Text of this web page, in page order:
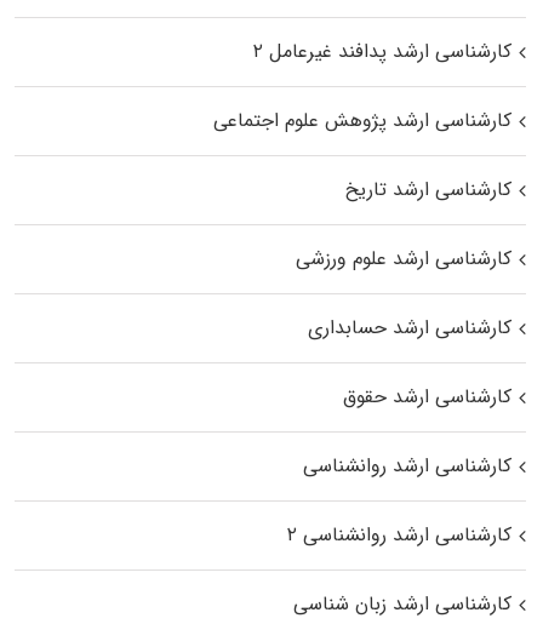
کارشناسی ارشد پدافند غیرعامل ۲
کارشناسی ارشد پژوهش علوم اجتماعی
کارشناسی ارشد تاریخ
کارشناسی ارشد علوم ورزشی
کارشناسی ارشد حسابداری
کارشناسی ارشد حقوق
کارشناسی ارشد روانشناسی
کارشناسی ارشد روانشناسی ۲
کارشناسی ارشد زبان شناسی